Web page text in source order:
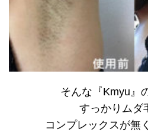
そんな『Kmyu』
すっかりムダ
コンプレックスが無